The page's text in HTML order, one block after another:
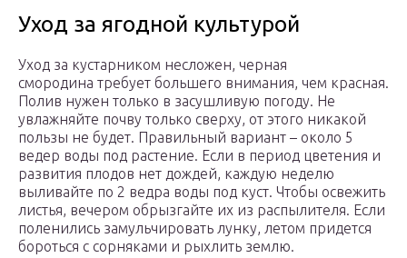
Уход за ягодной культурой
Уход за кустарником несложен, черная
смородина требует большего внимания, чем красная.
Полив нужен только в засушливую погоду. Не
увлажняйте почву только сверху, от этого никакой
пользы не будет. Правильный вариант – около 5
ведер воды под растение. Если в период цветения и
развития плодов нет дождей, каждую неделю
выливайте по 2 ведра воды под куст. Чтобы освежить
листья, вечером обрызгайте их из распылителя. Если
поленились замульчировать лунку, летом придется
бороться с сорняками и рыхлить землю.